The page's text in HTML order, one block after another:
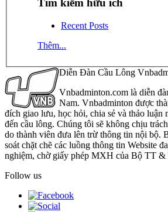
Tìm kiếm hữu ích
Recent Posts
Thêm...
Diễn Đàn Cầu Lông
Vnbadminton.com là diễn
Nam. Vnbadminton được
đích giao lưu, học hỏi, chia sẻ và thảo luận
đến cầu lông. Chúng tôi sẽ không chịu
do thành viên đưa lên trừ thông tin nội bộ.
soát chặt chẽ các luồng thông tin Website
nghiệm, chờ giấy phép MXH của Bộ TT &
Follow us